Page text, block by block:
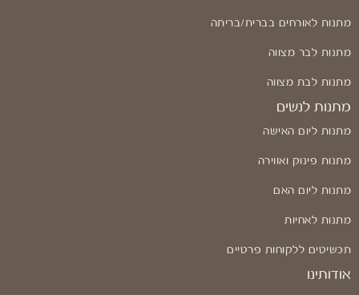
מתנות לאורחים בברית/בריתה
מתנות לבר מצווה
מתנות לבת מצווה
מתנות לנשים
מתנות ליום האישה
מתנות פינוק ואווירה
מתנות ליום האם
מתנות לאחיות
תכשיטים ללקוחות פרטיים
אודותינו